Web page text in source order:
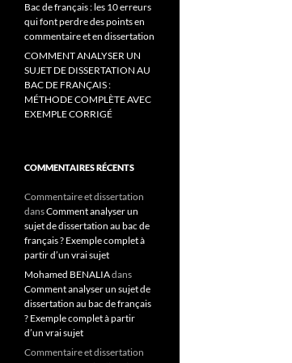
Bac de français : les 10 erreurs
qui font perdre des points en
commentaire et en dissertation
COMMENT ANALYSER UN
SUJET DE DISSERTATION AU
BAC DE FRANÇAIS :
MÉTHODE COMPLÈTE AVEC
EXEMPLE CORRIGÉ
COMMENTAIRES RÉCENTS
Commentaire et dissertation
dansComment analyser un
sujet de dissertation au bac de
français ? Exemple complet à
partir d’un vrai sujet
Mohamed BENALIAdans
Comment analyser un sujet de
dissertation au bac de français
? Exemple complet à partir
d’un vrai sujet
Commentaire et dissertation